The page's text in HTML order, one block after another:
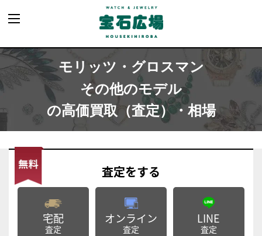
モリッツ・グロスマン
その他のモデル
の高価買取（査定）・相場
査定をする
宅配
査定
オンライン
査定
LINE
査定